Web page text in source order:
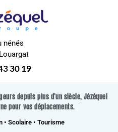
nénés
30 19
depuis plus d’un siècle, Jézéquel
pour vos déplacements.
• Scolaire • Tourisme